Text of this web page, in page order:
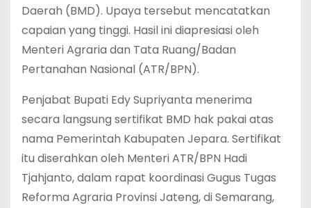
Daerah (BMD). Upaya tersebut mencatatkan
capaian yang tinggi. Hasil ini diapresiasi oleh
Menteri Agraria dan Tata Ruang/Badan
Pertanahan Nasional (ATR/BPN).
Penjabat Bupati Edy Supriyanta menerima
secara langsung sertifikat BMD hak pakai atas
nama Pemerintah Kabupaten Jepara. Sertifikat
itu diserahkan oleh Menteri ATR/BPN Hadi
Tjahjanto, dalam rapat koordinasi Gugus Tugas
Reforma Agraria Provinsi Jateng, di Semarang,